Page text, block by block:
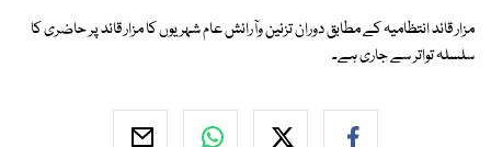
مزار قائد انتظامیہ کے مطابق دوران تزئین وآرائش عام شہریوں کا مزار قائد پر حاضری کا
سلسلہ تواتر سے جاری ہے۔